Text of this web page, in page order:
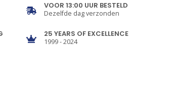
VOOR 13:00 UUR BESTELD
Dezelfde dag verzonden
25 YEARS OF EXCELLENCE
1999 - 2024